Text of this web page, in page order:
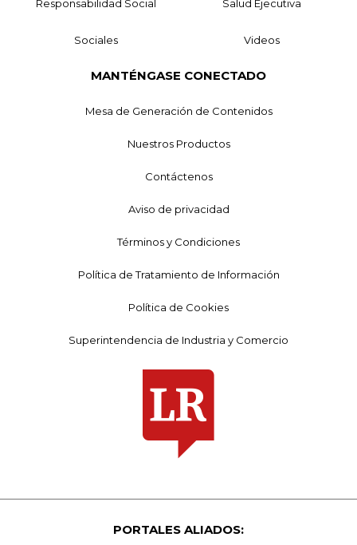
Responsabilidad Social Salud Ejecutiva
Sociales Videos
MANTÉNGASE CONECTADO
Mesa de Generación de Contenidos
Nuestros Productos
Contáctenos
Aviso de privacidad
Términos y Condiciones
Política de Tratamiento de Información
Política de Cookies
Superintendencia de Industria y Comercio
PORTALES ALIADOS: